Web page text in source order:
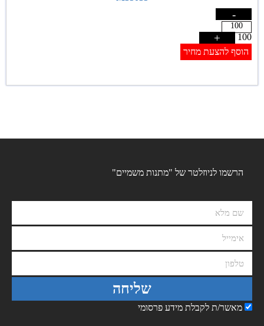
-
100
+
הוסף להצעת מחיר
הרשמו לניוזלטר של "מתנות משמיים"
מאשר/ת לקבלת מידע פרסומי
שליחה